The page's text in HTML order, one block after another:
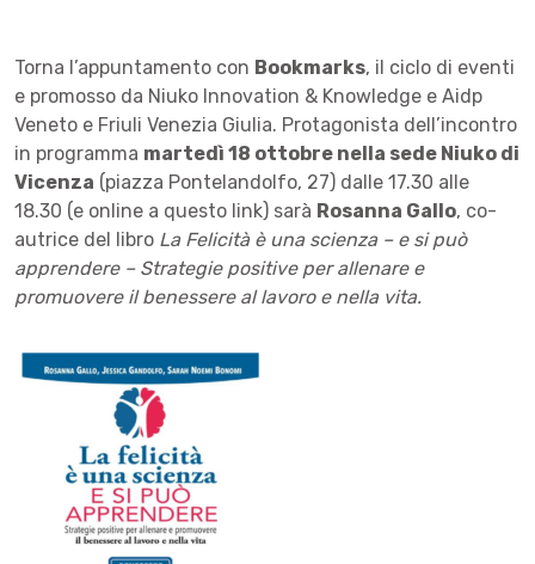
Torna l’appuntamento con Bookmarks, il ciclo di eventi
e promosso da Niuko Innovation & Knowledge e Aidp
Veneto e Friuli Venezia Giulia. Protagonista dell’incontro
in programma martedì 18 ottobre nella sede Niuko di
Vicenza (piazza Pontelandolfo, 27) dalle 17.30 alle
18.30 (e online a questo link) sarà Rosanna Gallo, co-
autrice del libro La Felicità è una scienza – e si può
apprendere – Strategie positive per allenare e
promuovere il benessere al lavoro e nella vita.